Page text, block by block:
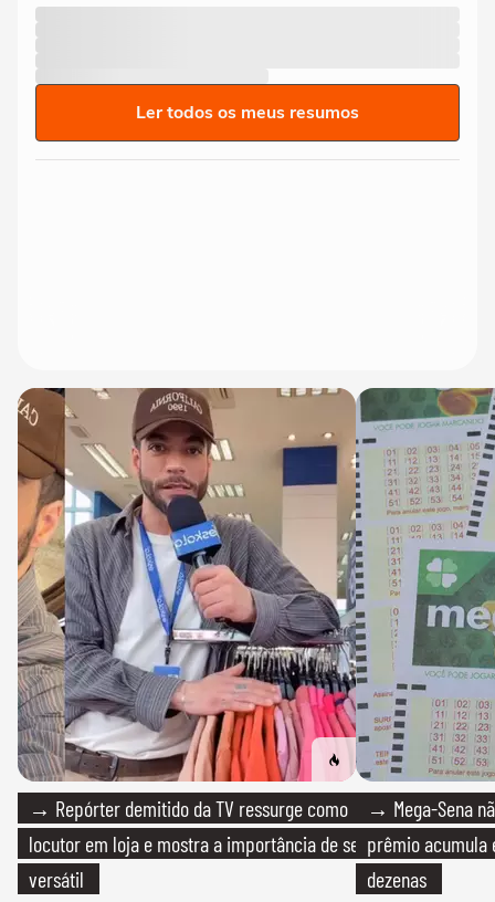
Ler todos os meus resumos
→ Repórter demitido da TV ressurge como
locutor em loja e mostra a importância de ser
versátil
→ Mega-Sena
prêmio acumula
dezenas